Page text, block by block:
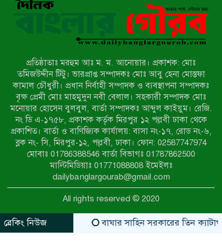
মিয়ানমারের সীমান্তে স্থলমাইন বিস্ফোরণ:
উখিয়ার এক যুবকের পা বিচ্ছিন্ন
৭ম শ্রেণি পড়ুয়া কন্যাকে উত্ত্যক্ত করার
প্রতিবাদ করায় পিতাকে কু*পি*য়ে
জ*খ*ম…!!
জুলাই গণঅভ্যুত্থান দিবস-২০২৬ উপলক্ষে
নীলফামারীতে শহিদদের স্মরণে দোয়া
মাহফিল ও আলোচনা সভা অনুষ্ঠিত
বেলকুচিতে বজ্রপাতে শিক্ষার্থীর মৃত্যু
বেলকুচিতে গণঅভ্যুত্থান দিবসে ইসলামী
আন্দোলনের গণমিছিল ও গণহত্যার
বিচারের দাবি
প্রতিষ্ঠাতাঃ মরহুম আঃ ম. ম. আনোয়ার। প্রকাশক: মোঃ
তমিজউদ্দীন টিটু। ভারপ্রাপ্ত সম্পাদকঃ মোঃ আবু হেনা মোস্তফা
কামাল চৌধুরী। প্রধান নির্বাহী সম্পাদক ও ব্যবস্থাপনা সম্পাদকঃ
বৃক্ষ প্রেমী মোঃ মাহমুদুন নবী বেলাল। সহকারী সম্পাদক মোঃ
মনোয়ার হোসেন বুলবুল, বার্তা সম্পাদকঃ আব্দুল কাইয়ুম। রেজি.
নং ডি এ-১৭৫৮, প্রকাশক কর্তৃক মিরপুর ১২ পল্লবী ঢাকা থেকে
প্রকাশিত। বার্তা ও বাণিজ্যিক কার্যালয়: বাসা নং-১৭, রোড নং-৬,
ব্লক নং- সি, মিরপুর-১২, পল্লবী, ঢাকা। ফোন: 02587747974
মোবাঃ 01786388546 বার্তা বিভাগঃ 01787862500
মাল্টিমিডিয়াঃ 01771088808 ইমেইলঃ
dailybanglargourab@gmail.com
All rights reserved © 2020
ব্রেকিং নিউজ
বাঘার সাহিন সরকারের তিন